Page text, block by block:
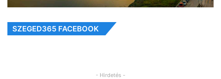
SZEGED365 FACEBOOK
- Hirdetés -